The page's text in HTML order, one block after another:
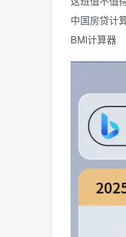
中国房贷计
BMI计算器